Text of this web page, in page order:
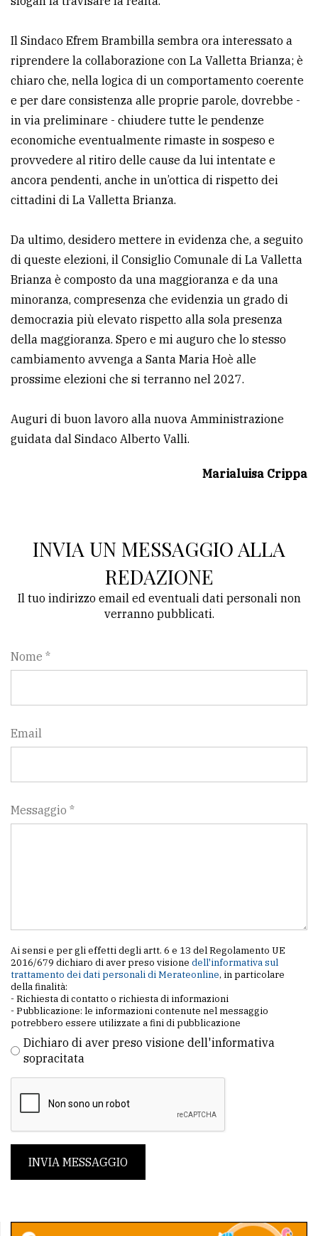
Il Sindaco Efrem Brambilla sembra ora interessato a
riprendere la collaborazione con La Valletta Brianza; è
chiaro che, nella logica di un comportamento coerente
e per dare consistenza alle proprie parole, dovrebbe -
in via preliminare - chiudere tutte le pendenze
economiche eventualmente rimaste in sospeso e
provvedere al ritiro delle cause da lui intentate e
ancora pendenti, anche in un’ottica di rispetto dei
cittadini di La Valletta Brianza.
Da ultimo, desidero mettere in evidenza che, a seguito
di queste elezioni, il Consiglio Comunale di La Valletta
Brianza è composto da una maggioranza e da una
minoranza, compresenza che evidenzia un grado di
democrazia più elevato rispetto alla sola presenza
della maggioranza. Spero e mi auguro che lo stesso
cambiamento avvenga a Santa Maria Hoè alle
prossime elezioni che si terranno nel 2027.
Auguri di buon lavoro alla nuova Amministrazione
guidata dal Sindaco Alberto Valli.
Marialuisa Crippa
INVIA UN MESSAGGIO ALLA
REDAZIONE
Il tuo indirizzo email ed eventuali dati personali non
verranno pubblicati.
Nome *
Email
Messaggio *
Ai sensi e per gli effetti degli artt. 6 e 13 del Regolamento UE
2016/679 dichiaro di aver preso visione dell'informativa sul
trattamento dei dati personali di Merateonline, in particolare
della finalità:
- Richiesta di contatto o richiesta di informazioni
- Pubblicazione: le informazioni contenute nel messaggio
potrebbero essere utilizzate a fini di pubblicazione
Dichiaro di aver preso visione dell'informativa
sopracitata
INVIA MESSAGGIO